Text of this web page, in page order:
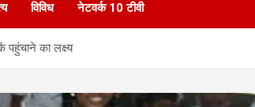
विविध नेटवर्क 10 टीवी
पहुंचाने का लक्ष्य